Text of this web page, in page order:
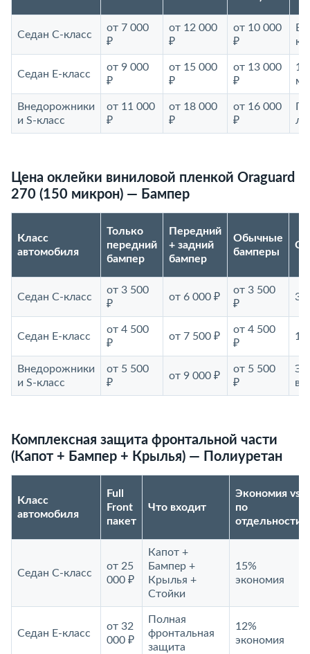
Седан С-класс
от 7 000
₽
от 12 000
₽
от 10 000
₽
Седан E-класс
от 9 000
₽
от 15 000
₽
от 13 000
₽
Внедорожники
и S-класс
от 11 000
₽
от 18 000
₽
от 16 000
₽
Цена оклейки виниловой пленкой Oraguard
270 (150 микрон) — Бампер
Класс
автомобиля
Только
передний
бампер
Передний
+ задний
бампер
Обычные
бамперы
Седан С-класс
от 3 500
₽
от 6 000 ₽
от 3 500
₽
Седан E-класс
от 4 500
₽
от 7 500 ₽
от 4 500
₽
Внедорожники
и S-класс
от 5 500
₽
от 9 000 ₽
от 5 500
₽
Комплексная защита фронтальной части
(Капот + Бампер + Крылья) — Полиуретан
Класс
автомобиля
Full
Front
пакет
Что входит
Экономия vs
по
отдельности
Седан С-класс
от 25
000 ₽
Капот +
Бампер +
Крылья +
Стойки
15%
экономия
Седан E-класс
от 32
000 ₽
Полная
фронтальная
защита
12%
экономия